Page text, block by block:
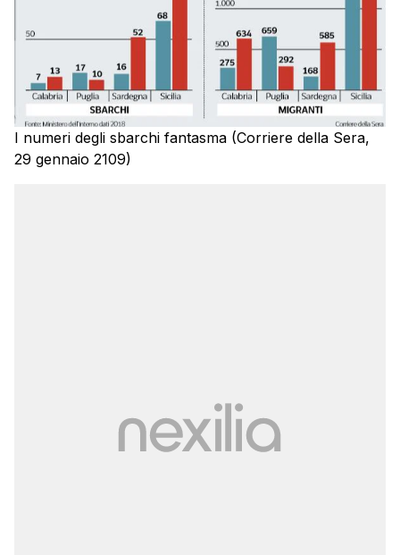
I numeri degli sbarchi fantasma (Corriere della Sera,
29 gennaio 2109)